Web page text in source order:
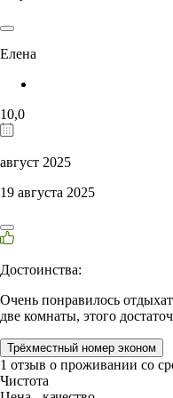
Елена
10,0
август 2025
19 августа 2025
Достоинства:
Очень понравилось
две комнаты, этого
Трёхместный номер эконом
1 отзыв о проживании со
Чистота